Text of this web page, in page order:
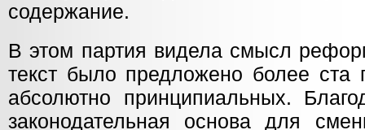
содержание.
В этом партия видела смысл
текст было предложено более ста
абсолютно принципиальных.
законодательная основа для